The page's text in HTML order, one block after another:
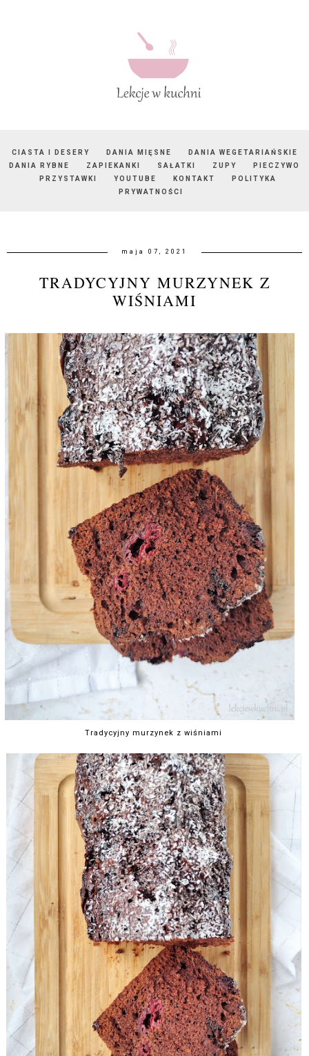
CIASTA I DESERY DANIA MIĘSNE
DANIA WEGETARIAŃSKIE
DANIA RYBNE
ZAPIEKANKI SAŁATKI ZUPY
PIECZYWO
PRZYSTAWKI
YOUTUBE KONTAKT
POLITYKA
PRYWATNOŚCI
maja 07, 2021
TRADYCYJNY MURZYNEK Z
WIŚNIAMI
Tradycyjny murzynek z wiśniami